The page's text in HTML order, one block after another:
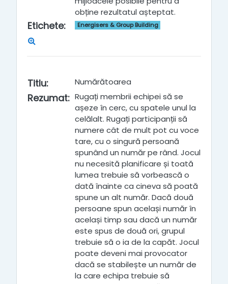
obține rezultatul așteptat.
Etichete: Energisers & Group Building
Titlu: Numărătoarea
Rezumat: Rugați membrii echipei să se
așeze în cerc, cu spatele unul la
celălalt. Rugați participanții să
numere cât de mult pot cu voce
tare, cu o singură persoană
spunând un număr pe rând. Jocul
nu necesită planificare și toată
lumea trebuie să vorbească o
dată înainte ca cineva să poată
spune un alt număr. Dacă două
persoane spun același număr în
același timp sau dacă un număr
este spus de două ori, grupul
trebuie să o ia de la capăt. Jocul
poate deveni mai provocator
dacă se stabilește un număr de
la care echipa trebuie să